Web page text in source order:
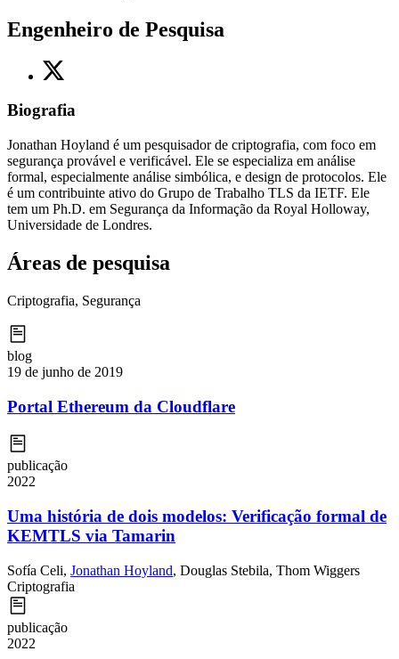
Engenheiro de Pesquisa
Biografia
Jonathan Hoyland é um pesquisador de criptografia, com foco em
segurança provável e verificável. Ele se especializa em análise
formal, especialmente análise simbólica, e design de protocolos. Ele
é um contribuinte ativo do Grupo de Trabalho TLS da IETF. Ele
tem um Ph.D. em Segurança da Informação da Royal Holloway,
Universidade de Londres.
Áreas de pesquisa
Criptografia, Segurança
blog
19 de junho de 2019
Portal Ethereum da Cloudflare
publicação
2022
Uma história de dois modelos: Verificação formal de
KEMTLS via Tamarin
Sofía Celi, Jonathan Hoyland, Douglas Stebila, Thom Wiggers
Criptografia
publicação
2022